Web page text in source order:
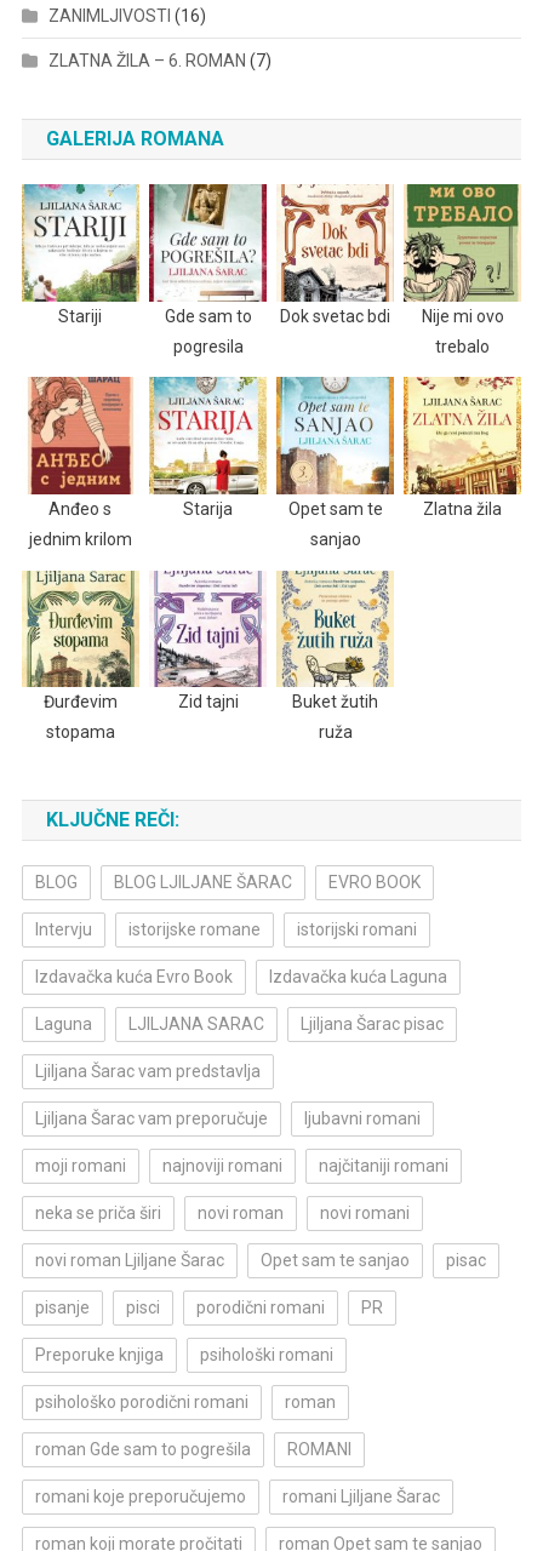
ZANIMLJIVOSTI (16)
ZLATNA ŽILA – 6. ROMAN (7)
GALERIJA ROMANA
Stariji
Gde sam to
pogresila
Dok svetac bdi
Nije mi ovo
trebalo
Anđeo s
jednim krilom
Starija
Opet sam te
sanjao
Zlatna žila
Đurđevim
stopama
Zid tajni
Buket žutih
ruža
KLJUČNE REČI:
BLOG BLOG LJILJANE ŠARAC EVRO BOOK
Intervju istorijske romane istorijski romani
Izdavačka kuća Evro Book Izdavačka kuća Laguna
Laguna LJILJANA SARAC Ljiljana Šarac pisac
Ljiljana Šarac vam predstavlja
Ljiljana Šarac vam preporučuje ljubavni romani
moji romani najnoviji romani najčitaniji romani
neka se priča širi novi roman novi romani
novi roman Ljiljane Šarac Opet sam te sanjao pisac
pisanje pisci porodični romani PR
Preporuke knjiga psihološki romani
psihološko porodični romani roman
roman Gde sam to pogrešila ROMANI
romani koje preporučujemo romani Ljiljane Šarac
roman koji morate pročitati roman Opet sam te sanjao